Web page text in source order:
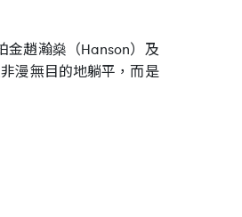
金趙瀚燊（Hanson）及
漫無目的地躺平，而是